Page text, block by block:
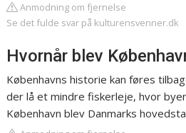
Anmodning om fjernelse
Se det fulde svar på kulturensvenner.dk
Hvornår blev
Københavns historie kan føres
der lå et mindre fiskerleje, hvor
København blev Danmarks